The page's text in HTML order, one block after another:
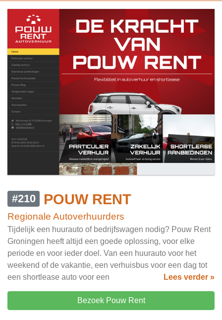
#210 POUW RENT
Regionale Autoverhuurders
Tijdelijk een huurauto of bedrijfswagen nodig? Pouw Rent
Groningen heeft altijd een goede oplossing, voor elke
periode en voor ieder doel. Van een huurauto voor het
weekend of de vakantie, een verhuisbus voor een dag tot
een shortlease auto voor een
Lees verder »
Bezoek Pouw Rent